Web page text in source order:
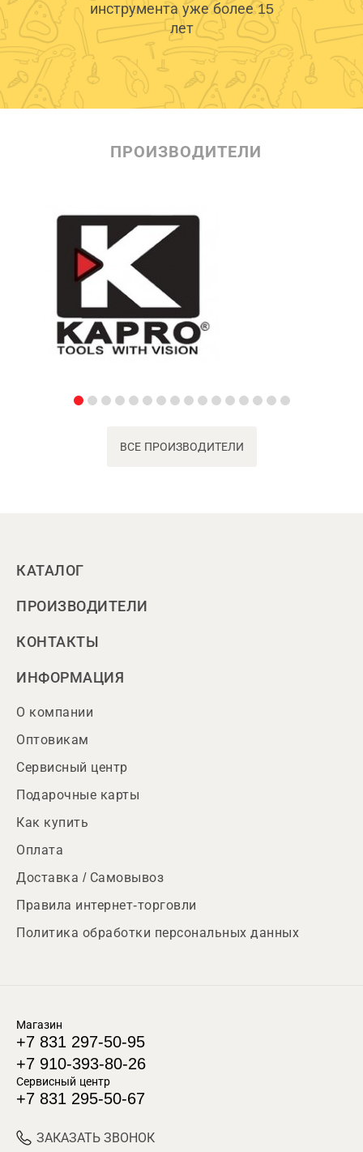
инструмента уже более 15
лет
ПРОИЗВОДИТЕЛИ
ВСЕ ПРОИЗВОДИТЕЛИ
КАТАЛОГ
ПРОИЗВОДИТЕЛИ
КОНТАКТЫ
ИНФОРМАЦИЯ
О компании
Оптовикам
Сервисный центр
Подарочные карты
Как купить
Оплата
Доставка / Самовывоз
Правила интернет-торговли
Политика обработки персональных данных
Магазин
+7 831 297-50-95
+7 910-393-80-26
Сервисный центр
+7 831 295-50-67
ЗАКАЗАТЬ ЗВОНОК